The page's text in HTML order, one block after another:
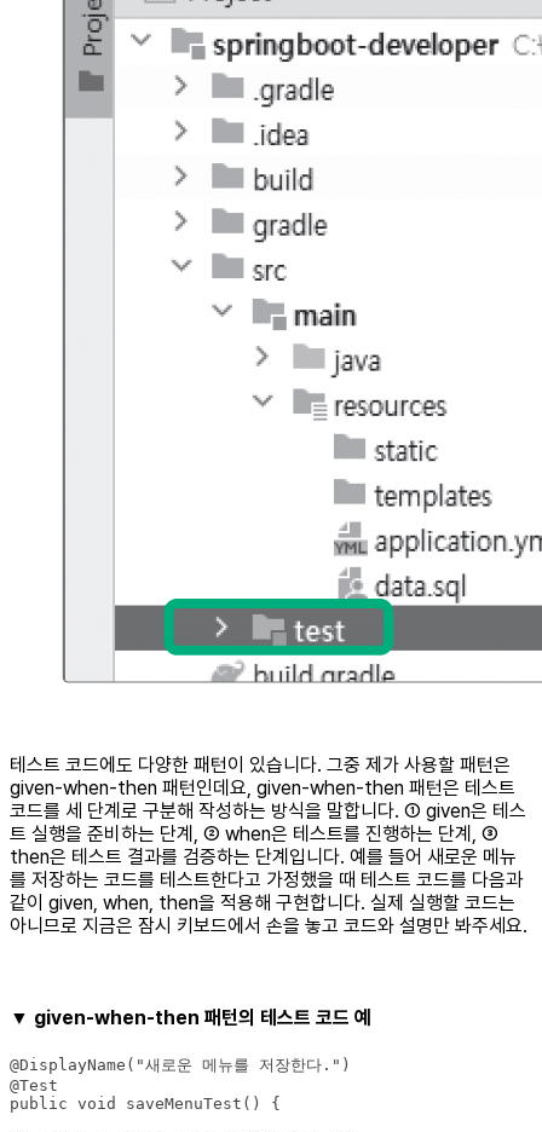
테스트 코드에도 다양한 패턴이 있습니다. 그중 제가 사용할 패턴은
given-when-then 패턴인데요, given-when-then 패턴은 테스트
코드를 세 단계로 구분해 작성하는 방식을 말합니다. ① given은 테스
트 실행을 준비하는 단계, ② when은 테스트를 진행하는 단계, ③
then은 테스트 결과를 검증하는 단계입니다. 예를 들어 새로운 메뉴
를 저장하는 코드를 테스트한다고 가정했을 때 테스트 코드를 다음과
같이 given, when, then을 적용해 구현합니다. 실제 실행할 코드는
아니므로 지금은 잠시 키보드에서 손을 놓고 코드와 설명만 봐주세요.
▼ given-when-then 패턴의 테스트 코드 예